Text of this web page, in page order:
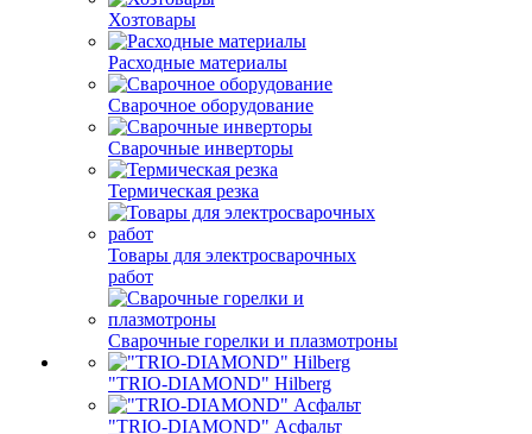
Хозтовары
Расходные материалы
Сварочное оборудование
Сварочные инверторы
Термическая резка
Товары для электросварочных
работ
Сварочные горелки и плазмотроны
"TRIO-DIAMOND" Hilberg
"TRIO-DIAMOND" Асфальт